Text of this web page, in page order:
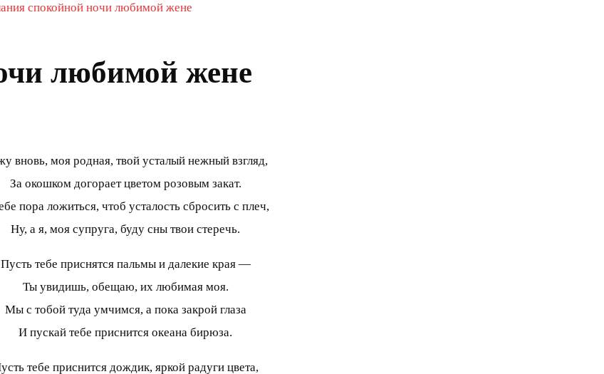
спокойной ночи любимой жене
любимой жене
вновь, моя родная, твой усталый нежный взгляд,
За окошком догорает цветом розовым закат.
пора ложиться, чтоб усталость сбросить с плеч,
Ну, а я, моя супруга, буду сны твои стеречь.
Пусть тебе приснятся пальмы и далекие края —
Ты увидишь, обещаю, их любимая моя.
Мы с тобой туда умчимся, а пока закрой глаза
И пускай тебе приснится океана бирюза.
тебе приснится дождик, яркой радуги цвета,